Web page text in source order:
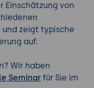
Einschätzung von
zeigt typische
auf.
Wir haben
Seminarfür Sie im